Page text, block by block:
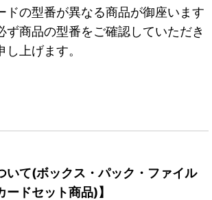
ドの型番が異なる商品が御座います
ず商品の型番をご確認していただき
上げます。
いて(ボックス・パック・ファイル
ドセット商品)】